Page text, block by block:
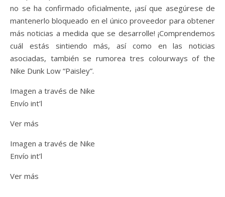
no se ha confirmado oficialmente, ¡así que asegúrese de
mantenerlo bloqueado en el único proveedor para obtener
más noticias a medida que se desarrolle! ¡Comprendemos
cuál estás sintiendo más, así como en las noticias
asociadas, también se rumorea tres colourways of the
Nike Dunk Low “Paisley”.
Imagen a través de Nike
Envío int’l
Ver más
Imagen a través de Nike
Envío int’l
Ver más